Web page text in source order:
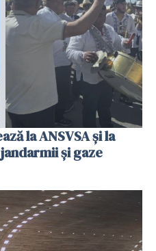
la ANSVSA și la
și gaze